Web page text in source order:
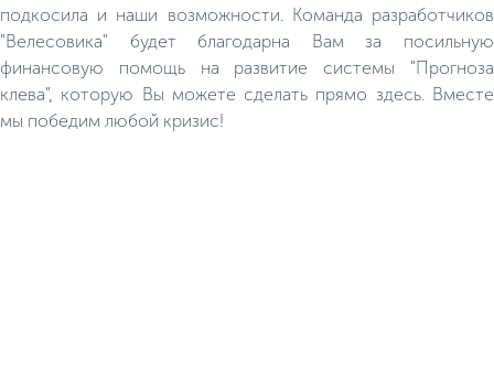
подкосила и наши возможности. Команда разработчиков
"Велесовика" будет благодарна Вам за посильную
финансовую помощь на развитие системы "Прогноза
клева", которую Вы можете сделать прямо здесь. Вместе
мы победим любой кризис!